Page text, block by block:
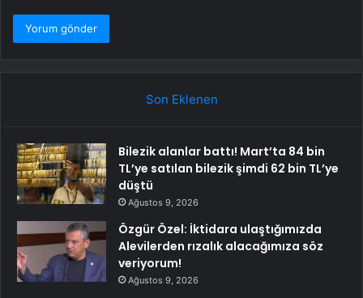
Son Eklenen
Bilezik alanlar battı! Mart’ta 84 bin
TL’ye satılan bilezik şimdi 62 bin TL’ye
düştü
Ağustos 9, 2026
Özgür Özel: İktidara ulaştığımızda
Alevilerden rızalık alacağımıza söz
veriyorum!
Ağustos 9, 2026